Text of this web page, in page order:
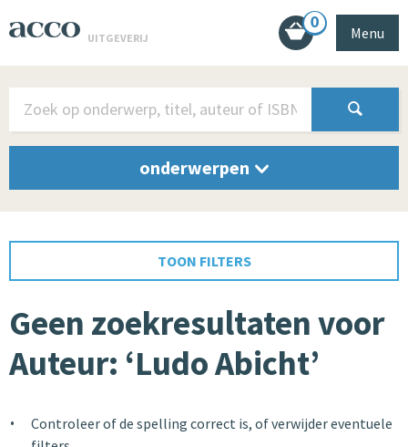
UITGEVERIJ
0
Menu
onderwerpen
TOON FILTERS
Geen zoekresultaten voor
Auteur: ‘Ludo Abicht’
Controleer of de spelling correct is, of verwijder eventuele